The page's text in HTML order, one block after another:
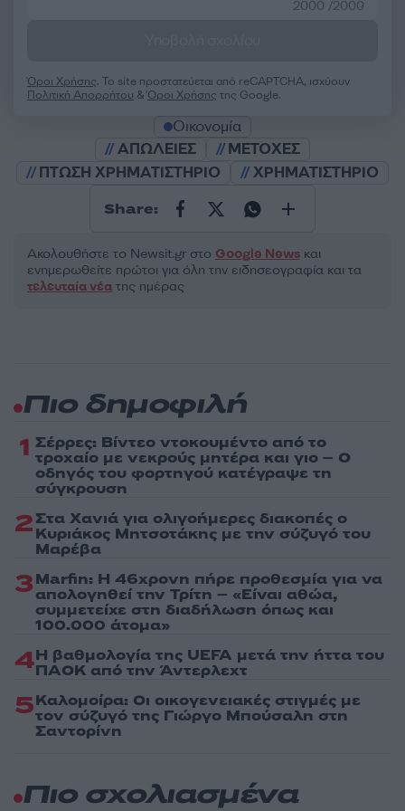
2000 /2000
Όροι Χρήσης. Το site προστατεύεται από reCAPTCHA, ισχύουν
Πολιτική Απορρήτου &Όροι Χρήσης της Google.
Οικονομία
ΑΠΩΛΕΙΕΣ
ΜΕΤΟΧΕΣ
ΠΤΩΣΗ ΧΡΗΜΑΤΙΣΤΗΡΙΟ
ΧΡΗΜΑΤΙΣΤΗΡΙΟ
Share:
Ακολουθήστε το Νewsit.gr στο Google News και
ενημερωθείτε πρώτοι για όλη την ειδησεογραφία και τα
τελευταία νέα της ημέρας
Πιο δημοφιλή
1 Σέρρες: Βίντεο ντοκουμέντο από το
τροχαίο με νεκρούς μητέρα και γιο – Ο
οδηγός του φορτηγού κατέγραψε τη
σύγκρουση
2Στα Χανιά για ολιγοήμερες διακοπές ο
Κυριάκος Μητσοτάκης με την σύζυγό του
Μαρέβα
3Marfin: Η 46χρονη πήρε προθεσμία για να
απολογηθεί την Τρίτη – «Είναι αθώα,
συμμετείχε στη διαδήλωση όπως και
100.000 άτομα»
4Η βαθμολογία της UEFA μετά την ήττα του
ΠΑΟΚ από την Άντερλεχτ
5Καλομοίρα: Οι οικογενειακές στιγμές με
τον σύζυγό της Γιώργο Μπούσαλη στη
Σαντορίνη
Πιο σχολιασμένα